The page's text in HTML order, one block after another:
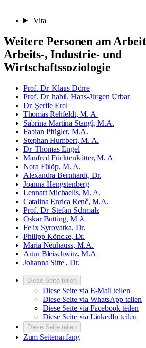
Vita
Weitere Personen am
Arbeits-, Industrie- und
Wirtschaftssoziologie
Prof. Dr. Klaus Dörre
Prof. Dr. habil. Hans-Jürgen Urban
Dr. Şerife Erol
Thomas Rehfeldt, M. A.
Sabrina Martina Stangl, M.A.
Fabian Pfügler, M.A.
Stephan Humbert, M. A.
Dr. Thomas Engel
Manfred Füchtenkötter, M. A.
Nora Fülöp, M. A.
Alexandra Bernhardt, Dr.
Joanna Hengstenberg
Lennart Michaelis​, M. A.
Catalina Enrica Renč, M.A.
Prof. Dr. Stefan Schmalz
Oskar Butting, M.A.
Felix Syrovatka, Dr.
Philipp Köncke, Dr.
Maria Neuhauss, M.A.
Artur Bleischwitz, M.A.
Johanna Sittel, Dr.
Diese Seite teilen
Diese Seite via E-Mail teilen
Diese Seite via WhatsApp teilen
Diese Seite via Facebook teilen
Diese Seite via LinkedIn teilen
Diese Seite teilen
Zum Seitenanfang